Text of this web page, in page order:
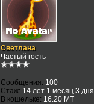
Светлана
Частый гость
Сообщения: 100
Стаж: 14 лет 1 месяц 3 дня
В кошельке: 16.20 MT